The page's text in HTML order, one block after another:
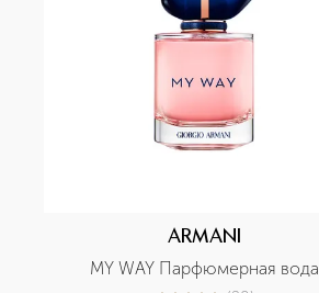
ARMANI
MY WAY Парфюмерная вода